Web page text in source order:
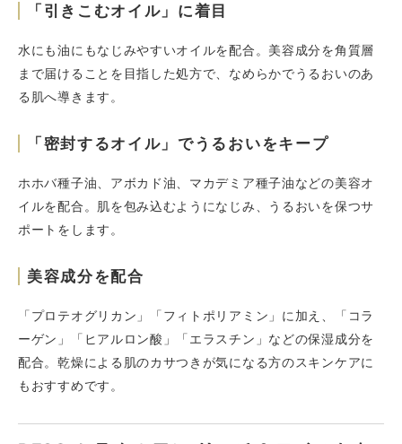
「引きこむオイル」に着目
水にも油にもなじみやすいオイルを配合。美容成分を角質層
まで届けることを目指した処方で、なめらかでうるおいのあ
る肌へ導きます。
「密封するオイル」でうるおいをキープ
ホホバ種子油、アボカド油、マカデミア種子油などの美容オ
イルを配合。肌を包み込むようになじみ、うるおいを保つサ
ポートをします。
美容成分を配合
「プロテオグリカン」「フィトポリアミン」に加え、「コラ
ーゲン」「ヒアルロン酸」「エラスチン」などの保湿成分を
配合。乾燥による肌のカサつきが気になる方のスキンケアに
もおすすめです。